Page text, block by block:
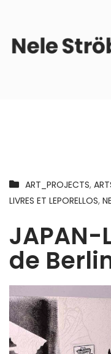
ART_PROJECTS,
LIVRES ET LEPORELLOS,
JAPAN-
de